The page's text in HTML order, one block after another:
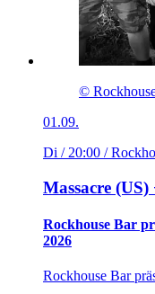
©
01.09.
Di / 20:00 /
Massacre
Rockhouse Bar
2026
Rockhouse Bar